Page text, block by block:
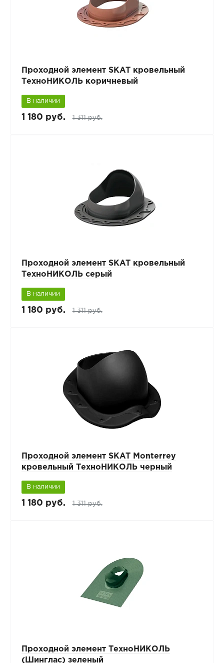
Проходной элемент SKAT кровельный
ТехноНИКОЛЬ коричневый
В наличии
1 180 руб. 1 311 руб.
Проходной элемент SKAT кровельный
ТехноНИКОЛЬ серый
В наличии
1 180 руб. 1 311 руб.
Проходной элемент SKAT Monterrey
кровельный ТехноНИКОЛЬ черный
В наличии
1 180 руб. 1 311 руб.
Проходной элемент ТехноНИКОЛЬ
(Шинглас) зеленый